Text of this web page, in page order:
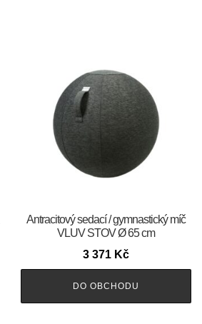
Antracitový sedací / gymnastický míč
VLUV STOV Ø 65 cm
3 371 Kč
DO OBCHODU